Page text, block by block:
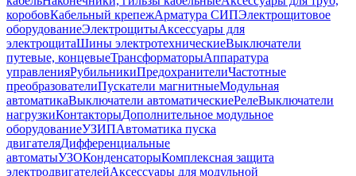
коробовКабельный крепежАрматура СИПЭлектрощитовое
оборудованиеЭлектрощитыАксессуары для
электрощитаШины электротехническиеВыключатели
путевые, концевыеТрансформаторыАппаратура
управленияРубильникиПредохранителиЧастотные
преобразователиПускатели магнитныеМодульная
автоматикаВыключатели автоматическиеРелеВыключатели
нагрузкиКонтакторыДополнительное модульное
оборудованиеУЗИПАвтоматика пуска
двигателяДифференциальные
автоматыУЗОКонденсаторыКомплексная защита
электродвигателейАксессуары для модульной